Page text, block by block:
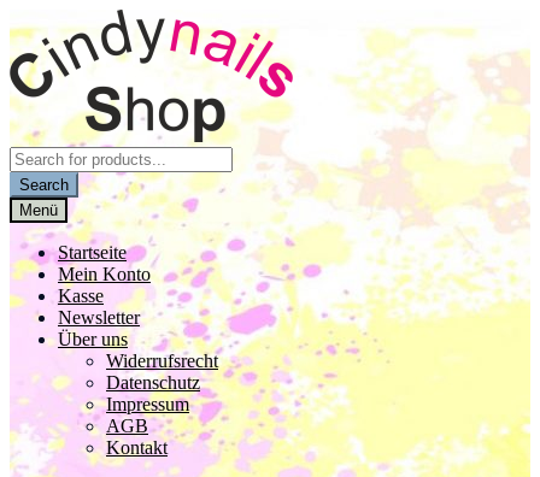
Navigation
springen
Inhalt
springen
Products
search
Search
Menü
Startseite
Mein Konto
Kasse
Newsletter
Über uns
Widerrufsrecht
Datenschutz
Impressum
AGB
Kontakt